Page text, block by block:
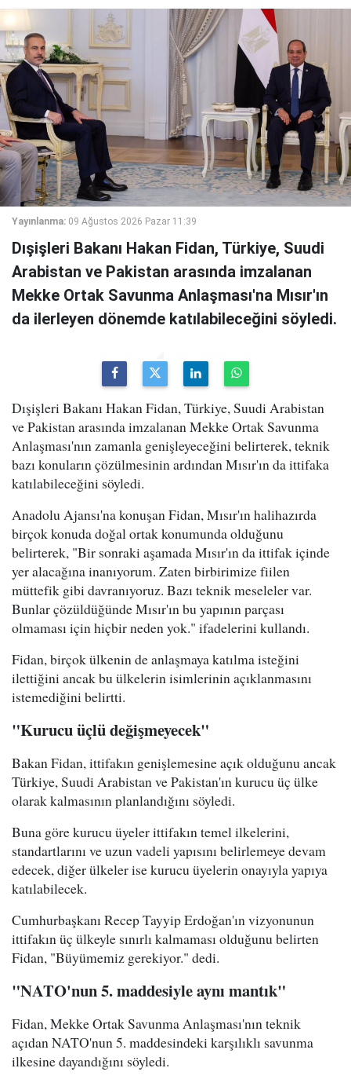
Yayınlanma: 09 Ağustos 2026 Pazar 11:39
Dışişleri Bakanı Hakan Fidan, Türkiye, Suudi
Arabistan ve Pakistan arasında imzalanan
Mekke Ortak Savunma Anlaşması'na Mısır'ın
da ilerleyen dönemde katılabileceğini söyledi.
Dışişleri Bakanı Hakan Fidan, Türkiye, Suudi Arabistan
ve Pakistan arasında imzalanan Mekke Ortak Savunma
Anlaşması'nın zamanla genişleyeceğini belirterek, teknik
bazı konuların çözülmesinin ardından Mısır'ın da ittifaka
katılabileceğini söyledi.
Anadolu Ajansı'na konuşan Fidan, Mısır'ın halihazırda
birçok konuda doğal ortak konumunda olduğunu
belirterek, "Bir sonraki aşamada Mısır'ın da ittifak içinde
yer alacağına inanıyorum. Zaten birbirimize fiilen
müttefik gibi davranıyoruz. Bazı teknik meseleler var.
Bunlar çözüldüğünde Mısır'ın bu yapının parçası
olmaması için hiçbir neden yok." ifadelerini kullandı.
Fidan, birçok ülkenin de anlaşmaya katılma isteğini
ilettiğini ancak bu ülkelerin isimlerinin açıklanmasını
istemediğini belirtti.
"Kurucu üçlü değişmeyecek"
Bakan Fidan, ittifakın genişlemesine açık olduğunu ancak
Türkiye, Suudi Arabistan ve Pakistan'ın kurucu üç ülke
olarak kalmasının planlandığını söyledi.
Buna göre kurucu üyeler ittifakın temel ilkelerini,
standartlarını ve uzun vadeli yapısını belirlemeye devam
edecek, diğer ülkeler ise kurucu üyelerin onayıyla yapıya
katılabilecek.
Cumhurbaşkanı Recep Tayyip Erdoğan'ın vizyonunun
ittifakın üç ülkeyle sınırlı kalmaması olduğunu belirten
Fidan, "Büyümemiz gerekiyor." dedi.
"NATO'nun 5. maddesiyle aynı mantık"
Fidan, Mekke Ortak Savunma Anlaşması'nın teknik
açıdan NATO'nun 5. maddesindeki karşılıklı savunma
ilkesine dayandığını söyledi.